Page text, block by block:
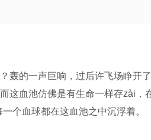
轰的一声巨响，过后许飞场睁开
这血池仿佛是有生命一样存zài，
个血球都在这血池之中沉浮着。